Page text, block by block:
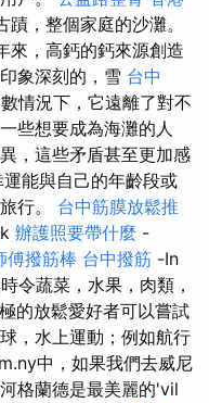
，整個家庭的沙灘。
來，高鈣的鈣來源創造
象深刻的，雪 台中
情況下，它遠離了對不
些想要成為海灘的人
，這些矛盾甚至更加感
能與自己的年齡段或
行。 台中筋膜放鬆推
辦護照要帶什麼 -
傅撥筋棒 台中撥筋 -In
令蔬菜，水果，肉類，
的放鬆愛好者可以嘗試
，水上運動；例如航行
中，如果我們去威尼
格蘭德是最美麗的'vil